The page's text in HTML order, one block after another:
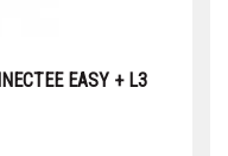
EASY + L3